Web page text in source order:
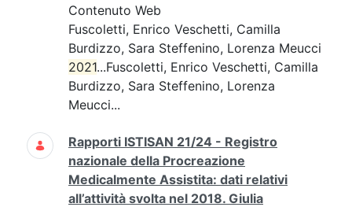
Contenuto Web
Fuscoletti, Enrico Veschetti, Camilla
Burdizzo, Sara Steffenino, Lorenza Meucci
2021...Fuscoletti, Enrico Veschetti, Camilla
Burdizzo, Sara Steffenino, Lorenza
Meucci...
Rapporti ISTISAN 21/24 - Registro
nazionale della Procreazione
Medicalmente Assistita: dati relativi
all’attività svolta nel 2018. Giulia